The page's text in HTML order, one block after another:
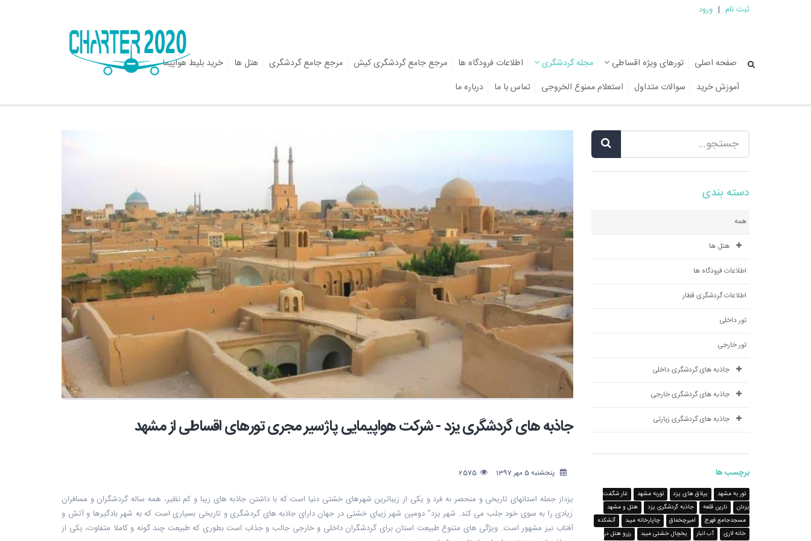
ثبت نام | ورود
صفحه اصلی تورهای ویژه اقساطی مجله گردشگری اطلاعات فرودگاه ها مرجع جامع گردشگری کیش مرجع جامع گردشگری هتل ها
خرید بلیط هواپیما
آموزش خرید
سوالات متداول استعلام ممنوع الخروجی تماس با ما درباره ما
دسته بندی
همه
هتل ها
اطلاعات فرودگاه ها
اطلاعات گردشگری قطار
تور داخلی
تور خارجی
جاذبه های گردشگری داخلی
جاذبه های گردشگری خارجی
جاذبه های گردشگری زیارتی
برچسب ها
تور به مشهد ییلاق های یزد توربه مشهد
غار شگفت
یزدان
نارین قلعه جاذبه گردشگری یزد
هتل و مشهد
مسجدجامع فهرج
امیرچخماق چاپارخانه میبد
آتشکده
خانه لاری
آب انبار یخچال خشتی میبد
رزرو هتل در
جاذبه های گردشگری یزد - شرکت هواپیمایی پاژسیر مجری تورهای اقساطی از مشهد
پنجشنبه 5 مهر 1397 2575
یزداز جمله استانهای تاریخی و منحصر به فرد و یکی از زیباترین شهرهای خشتی دنیا است که با داشتن جاذبه های زیبا و کم نظیر، همه ساله گردشگران و مسافران
زیادی را به سوی خود جلب می کند. شهر یزد” دومین شهر زیبای خشتی در جهان دارای جاذبه های گردشگری و تاریخی بسیاری است که به شهر بادگیرها و آتش و
آفتاب نیز مشهور است. ویژگی های متنوع طبیعت استان برای گردشگران داخلی و خارجی جالب و جذاب است بطوری که طبیعت چند گونه و کاملا متفاوت، یکی از